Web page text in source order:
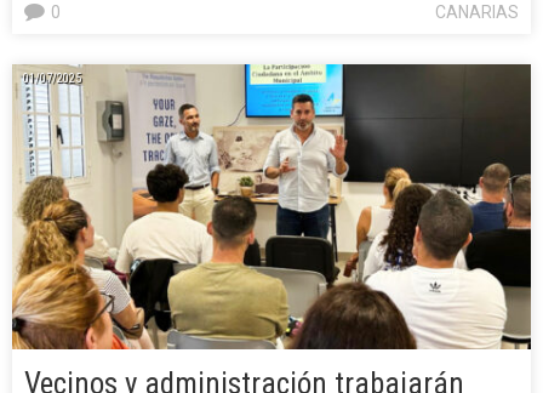
CANARIAS
0
01/07/2025
Vecinos y administración trabajarán